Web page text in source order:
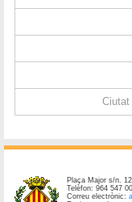
Plaça Major s/n.
Telèfon: 964 547
Correu electrònic: